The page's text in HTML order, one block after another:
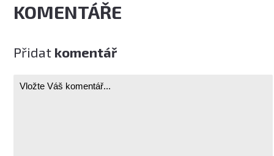
KOMENTÁŘE
Přidat komentář